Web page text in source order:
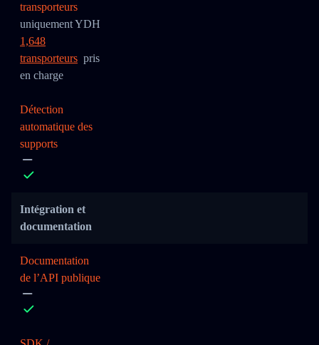
transporteurs
uniquement YDH
1,648
transporteurs pris
en charge
Détection
automatique des
supports
Intégration et
documentation
Documentation
de l’API publique